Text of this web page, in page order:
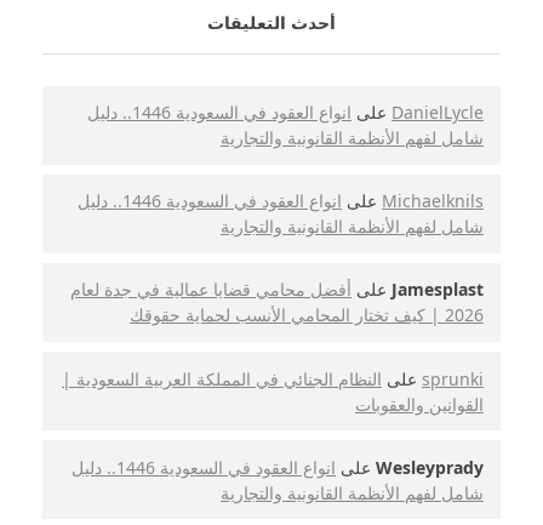
أحدث التعليقات
DanielLycle على
انواع العقود في السعودية 1446.. دليل
شامل لفهم الأنظمة القانونية والتجارية
Michaelknils على
انواع العقود في السعودية 1446.. دليل
شامل لفهم الأنظمة القانونية والتجارية
Jamesplast على أفضل محامي قضايا عمالية في جدة لعام
2026 | كيف تختار المحامي الأنسب لحماية حقوقك
sprunki على النظام الجنائي في المملكة العربية السعودية |
القوانين والعقوبات
Wesleyprady على
انواع العقود في السعودية 1446.. دليل
شامل لفهم الأنظمة القانونية والتجارية